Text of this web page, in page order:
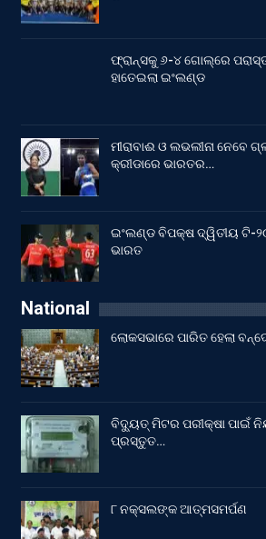
ଫ୍ରାନ୍ସକୁ ୬-୪ ଗୋଲ୍‌ରେ
ହାତେଇଲା ଇଂଲଣ୍ଡ
ମୀରାବାଈ ଓ ଲଭଲୀନା ନେବେ
କ୍ରୀଡାରେ ଭାରତର…
ଇଂଲଣ୍ଡ ବିପକ୍ଷ ଦ୍ୱିତୀୟ ଟି-
ଭାରତ
National
ଲୋକସଭାରେ ପାରିତ ହେଲା
ବିଦ୍ୟୁତ୍ ମିଟର ପରୀକ୍ଷା ପାଇଁ
ପ୍ରସ୍ତୁତ…
୮ ନକ୍ସଲଙ୍କ ଆତ୍ମସମର୍ପଣ